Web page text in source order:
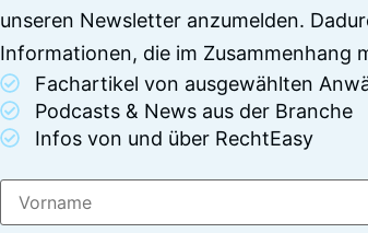
unseren Newsletter anzumelden.
Informationen, die im Zusammenhang
Fachartikel von ausgewählten
Podcasts & News aus der Branche
Infos von und über RechtEasy